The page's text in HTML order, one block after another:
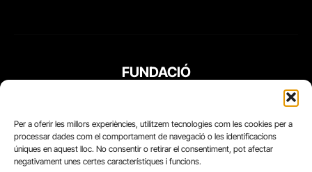
Per a oferir les millors experiències, utilitzem tecnologies com les cookies per a
processar dades com el comportament de navegació o les identificacions
úniques en aquest lloc. No consentir o retirar el consentiment, pot afectar
negativament unes certes característiques i funcions.
FUNDACIÓ